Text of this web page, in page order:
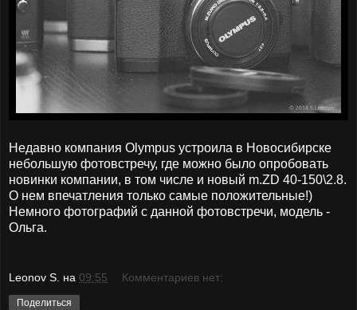
Недавно компания Olympus устроила в Новосибирске
небольшую фотовстречу, где можно было опробовать
новинки компании, в том числе и новый m.ZD 40-150\2.8.
О нем впечатления только самые положительные!)
Немного фотографий с данной фотовстречи, модель -
Ольга.
Leonov S. на 09:55 Комментариев нет:
Поделиться